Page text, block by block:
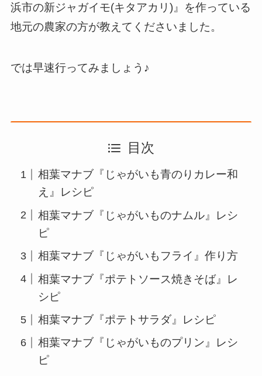
浜市の新ジャガイモ(キタアカリ)』を作っている
地元の農家の方が教えてくださいました。
では早速行ってみましょう♪
目次
相葉マナブ『じゃがいも青のりカレー和
え』レシピ
相葉マナブ『じゃがいものナムル』レシ
ピ
相葉マナブ『じゃがいもフライ』作り方
相葉マナブ『ポテトソース焼きそば』レ
シピ
相葉マナブ『ポテトサラダ』レシピ
相葉マナブ『じゃがいものプリン』レシ
ピ